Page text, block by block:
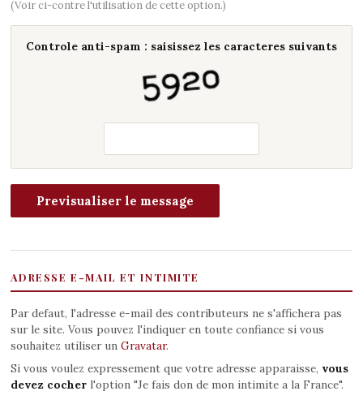
(Voir ci-contre l'utilisation de cette option.)
Controle anti-spam : saisissez les caracteres suivants
ADRESSE E-MAIL ET INTIMITE
Par defaut, l'adresse e-mail des contributeurs ne s'affichera pas
sur le site. Vous pouvez l'indiquer en toute confiance si vous
souhaitez utiliser un Gravatar.
Si vous voulez expressement que votre adresse apparaisse, vous
devez cocherl'option "Je fais don de mon intimite a la France".